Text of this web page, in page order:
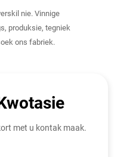
nie. Vinnige
produksie, tegniek
ons fabriek.
met u kontak maak.